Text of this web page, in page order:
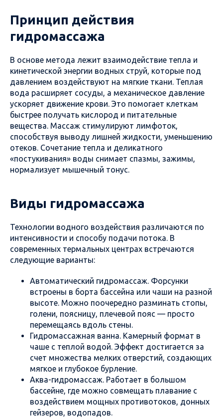
Принцип действия
гидромассажа
В основе метода лежит взаимодействие тепла и
кинетической энергии водных струй, которые под
давлением воздействуют на мягкие ткани. Теплая
вода расширяет сосуды, а механическое давление
ускоряет движение крови. Это помогает клеткам
быстрее получать кислород и питательные
вещества. Массаж стимулируют лимфоток,
способствуя выводу лишней жидкости, уменьшению
отеков. Сочетание тепла и деликатного
«постукивания» воды снимает спазмы, зажимы,
нормализует мышечный тонус.
Виды гидромассажа
Технологии водного воздействия различаются по
интенсивности и способу подачи потока. В
современных термальных центрах встречаются
следующие варианты:
Автоматический гидромассаж. Форсунки
встроены в борта бассейна или чаши на разной
высоте. Можно поочередно разминать стопы,
голени, поясницу, плечевой пояс — просто
перемещаясь вдоль стены.
Гидромассажная ванна. Камерный формат в
чаше с теплой водой. Эффект достигается за
счет множества мелких отверстий, создающих
мягкое и глубокое бурление.
Аква-гидромассаж. Работает в большом
бассейне, где можно совмещать плавание с
воздействием мощных противотоков, донных
гейзеров, водопадов.